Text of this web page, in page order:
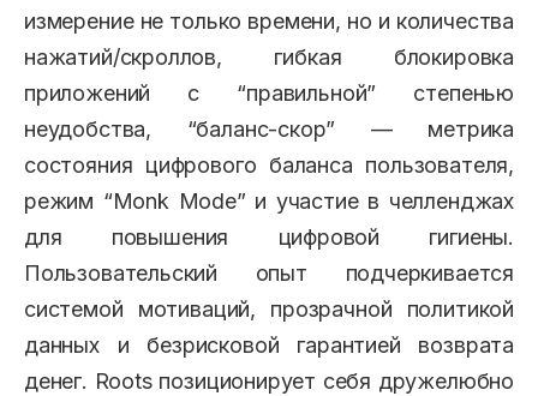
измерение не только времени, но и количества
нажатий/скроллов, гибкая блокировка
приложений с “правильной” степенью
неудобства, “баланс-скор” — метрика
состояния цифрового баланса пользователя,
режим “Monk Mode” и участие в челленджах
для повышения цифровой гигиены.
Пользовательский опыт подчеркивается
системой мотиваций, прозрачной политикой
данных и безрисковой гарантией возврата
денег. Roots позиционирует себя дружелюбно